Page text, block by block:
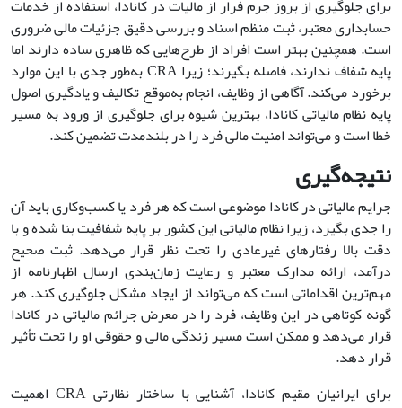
برای جلوگیری از بروز جرم فرار از مالیات در کانادا، استفاده از خدمات
حسابداری معتبر، ثبت منظم اسناد و بررسی دقیق جزئیات مالی ضروری
است. همچنین بهتر است افراد از طرح‌هایی که ظاهری ساده دارند اما
پایه شفاف ندارند، فاصله بگیرند؛ زیرا CRA به‌طور جدی با این موارد
برخورد می‌کند. آگاهی از وظایف، انجام به‌موقع تکالیف و یادگیری اصول
پایه نظام مالیاتی کانادا، بهترین شیوه برای جلوگیری از ورود به مسیر
خطا است و می‌تواند امنیت مالی فرد را در بلندمدت تضمین کند.
نتیجه‌گیری
جرایم مالیاتی در کانادا موضوعی است که هر فرد یا کسب‌وکاری باید آن
را جدی بگیرد، زیرا نظام مالیاتی این کشور بر پایه شفافیت بنا شده و با
دقت بالا رفتارهای غیرعادی را تحت نظر قرار می‌دهد. ثبت صحیح
درآمد، ارائه مدارک معتبر و رعایت زمان‌بندی ارسال اظهارنامه از
مهم‌ترین اقداماتی است که می‌تواند از ایجاد مشکل جلوگیری کند. هر
گونه کوتاهی در این وظایف، فرد را در معرض جرائم مالیاتی در کانادا
قرار می‌دهد و ممکن است مسیر زندگی مالی و حقوقی او را تحت تأثیر
قرار دهد.
برای ایرانیان مقیم کانادا، آشنایی با ساختار نظارتی CRA اهمیت